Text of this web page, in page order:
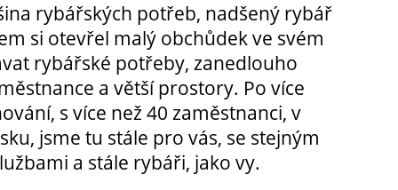
rybářských potřeb, nadšený rybář
si otevřel malý obchůdek ve svém
rybářské potřeby, zanedlouho
a větší prostory. Po více
s více než 40 zaměstnanci, v
jsme tu stále pro vás, se stejným
a stále rybáři, jako vy.